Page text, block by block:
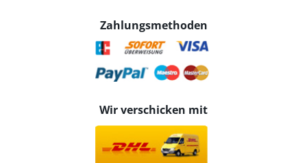
Zahlungsmethoden
Wir verschicken mit